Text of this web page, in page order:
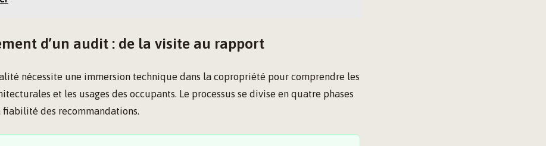
d’un audit : de la visite au rapport
nécessite une immersion technique dans la copropriété pour comprendre les
et les usages des occupants. Le processus se divise en quatre phases
des recommandations.